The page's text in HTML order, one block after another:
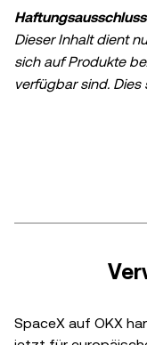
Haftungsausschluss
Dieser Inhalt dient
sich auf Produkte
verfügbar sind.
oder
Steuerberatung
das Halten von
finanziellen
Rechts-/Steuer-
SpaceX auf OKX